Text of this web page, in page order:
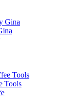
Tools